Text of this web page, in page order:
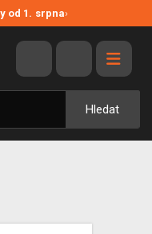
od 1. srpna›
Hledat